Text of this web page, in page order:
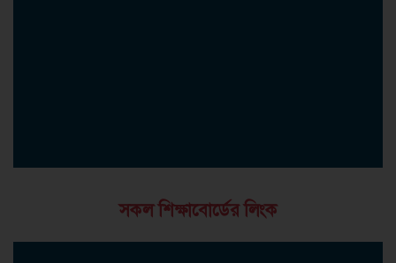
সকল শিক্ষাবোর্ডের লিংক